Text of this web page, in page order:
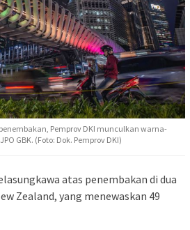
Pemprov DKI munculkan warna-
GBK. (Foto: Dok. Pemprov DKI)
atas penembakan di dua
Zealand, yang menewaskan 49